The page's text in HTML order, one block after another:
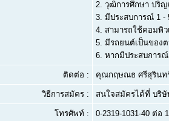
2. วุฒิการศึกษา ปริญ
3. มีประสบการณ์ 1 -
4. สามารถใช้คอมพิ
5. มีรถยนต์เป็นของ
6. หากมีประสบการ
ติดต่อ : คุณกฤษณธ ศรีสุรินท
วิธีการสมัคร : สนใจสมัครได้ที่ บริ
โทรศัพท์ : 0-2319-1031-40 ต่อ